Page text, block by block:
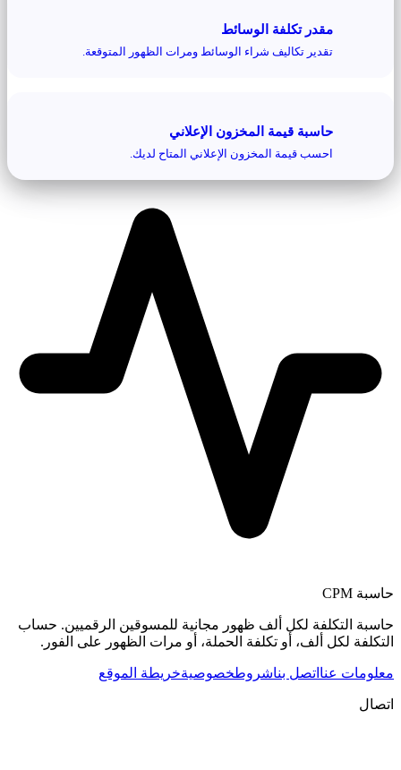
مقدر تكلفة الوسائط
تقدير تكاليف شراء الوسائط ومرات الظهور المتوقعة.
حاسبة قيمة المخزون الإعلاني
احسب قيمة المخزون الإعلاني المتاح لديك.
حاسبة CPM
حاسبة التكلفة لكل ألف ظهور مجانية للمسوقين الرقميين. حساب
التكلفة لكل ألف، أو تكلفة الحملة، أو مرات الظهور على الفور.
معلومات عنا اتصل بناشروطخصوصيةخريطة الموقع
اتصال